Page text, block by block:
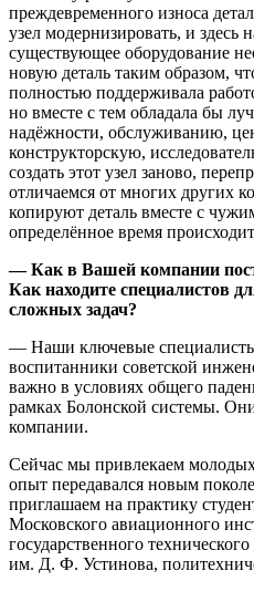
преждевременного износа
узел модернизировать, и здесь
существующее оборудование
новую деталь таким образом,
полностью поддерживала
но вместе с тем обладала бы
надёжности, обслуживанию,
конструкторскую,
создать этот узел заново,
отличаемся от многих других
копируют деталь вместе с
определённое время
— Как в Вашей компании
Как находите специалистов
сложных задач?
— Наши ключевые
воспитанники советской
важно в условиях общего
рамках Болонской системы.
компании.
Сейчас мы привлекаем
опыт передавался новым
приглашаем на практику
Московского авиационного
государственного
им. Д. Ф. Устинова,